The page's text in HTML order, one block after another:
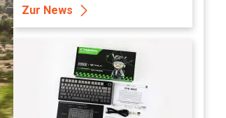
von Sammlersätzen und
das Entdecken von
Telegramm-Missionen
und mehr
Zur News